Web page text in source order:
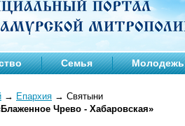
Семья Молодежь
→ Епархия → Святыни
Чрево - Хабаровская»